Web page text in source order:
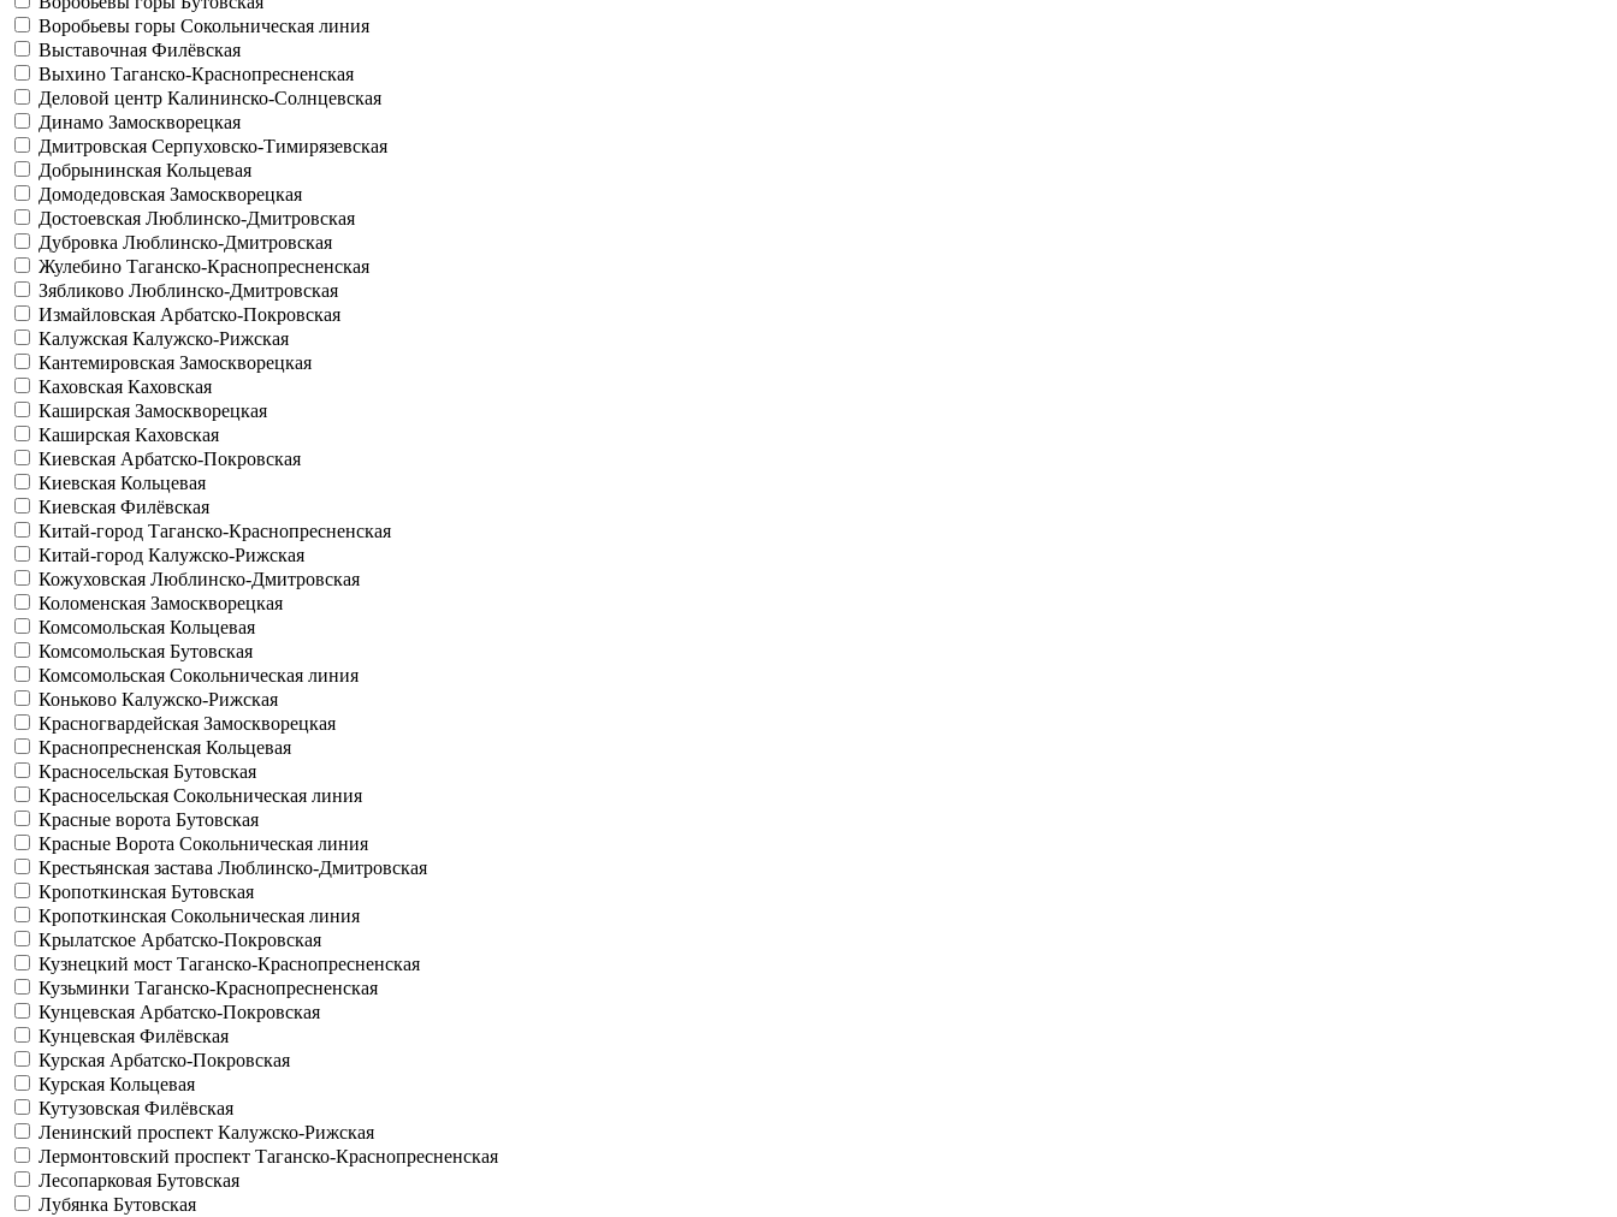
Воробьевы горы Сокольническая линия
Выставочная Филёвская
Выхино Таганско-Краснопресненская
Деловой центр Калининско-Солнцевская
Динамо Замоскворецкая
Дмитровская Серпуховско-Тимирязевская
Добрынинская Кольцевая
Домодедовская Замоскворецкая
Достоевская Люблинско-Дмитровская
Дубровка Люблинско-Дмитровская
Жулебино Таганско-Краснопресненская
Зябликово Люблинско-Дмитровская
Измайловская Арбатско-Покровская
Калужская Калужско-Рижская
Кантемировская Замоскворецкая
Каховская Каховская
Каширская Замоскворецкая
Каширская Каховская
Киевская Арбатско-Покровская
Киевская Кольцевая
Киевская Филёвская
Китай-город Таганско-Краснопресненская
Китай-город Калужско-Рижская
Кожуховская Люблинско-Дмитровская
Коломенская Замоскворецкая
Комсомольская Кольцевая
Комсомольская Бутовская
Комсомольская Сокольническая линия
Коньково Калужско-Рижская
Красногвардейская Замоскворецкая
Краснопресненская Кольцевая
Красносельская Бутовская
Красносельская Сокольническая линия
Красные ворота Бутовская
Красные Ворота Сокольническая линия
Крестьянская застава Люблинско-Дмитровская
Кропоткинская Бутовская
Кропоткинская Сокольническая линия
Крылатское Арбатско-Покровская
Кузнецкий мост Таганско-Краснопресненская
Кузьминки Таганско-Краснопресненская
Кунцевская Арбатско-Покровская
Кунцевская Филёвская
Курская Арбатско-Покровская
Курская Кольцевая
Кутузовская Филёвская
Ленинский проспект Калужско-Рижская
Лермонтовский проспект Таганско-Краснопресненская
Лесопарковая Бутовская
Лубянка Бутовская